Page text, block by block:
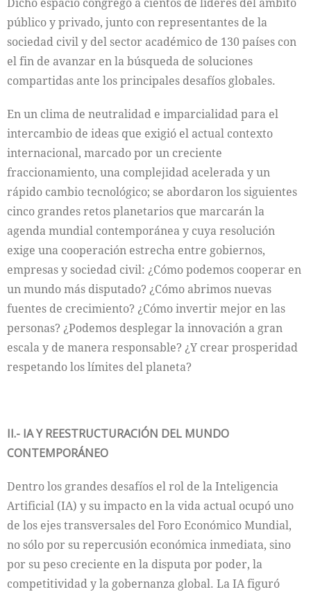
público y privado, junto con representantes de la
sociedad civil y del sector académico de 130 países con
el fin de avanzar en la búsqueda de soluciones
compartidas ante los principales desafíos globales.
En un clima de neutralidad e imparcialidad para el
intercambio de ideas que exigió el actual contexto
internacional, marcado por un creciente
fraccionamiento, una complejidad acelerada y un
rápido cambio tecnológico; se abordaron los siguientes
cinco grandes retos planetarios que marcarán la
agenda mundial contemporánea y cuya resolución
exige una cooperación estrecha entre gobiernos,
empresas y sociedad civil: ¿Cómo podemos cooperar en
un mundo más disputado? ¿Cómo abrimos nuevas
fuentes de crecimiento? ¿Cómo invertir mejor en las
personas? ¿Podemos desplegar la innovación a gran
escala y de manera responsable? ¿Y crear prosperidad
respetando los límites del planeta?
II.- IA Y REESTRUCTURACIÓN DEL MUNDO
CONTEMPORÁNEO
Dentro los grandes desafíos el rol de la Inteligencia
Artificial (IA) y su impacto en la vida actual ocupó uno
de los ejes transversales del Foro Económico Mundial,
no sólo por su repercusión económica inmediata, sino
por su peso creciente en la disputa por poder, la
competitividad y la gobernanza global. La IA figuró